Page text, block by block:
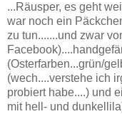
...Räusper, es geht
war noch ein
zu tun.......und zwar
(Osterfarben...grün/
(wech....verstehe ich
probiert habe....) und
mit hell- und